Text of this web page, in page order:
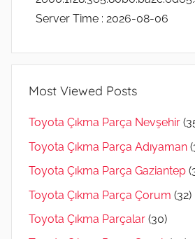
Server Time : 2026-08-06
Most Viewed Posts
Toyota Çıkma Parça Nevşehir
Toyota Çıkma Parça Adıyaman
Toyota Çıkma Parça Gaziantep
Toyota Çıkma Parça Çorum (32)
Toyota Çıkma Parçalar (30)